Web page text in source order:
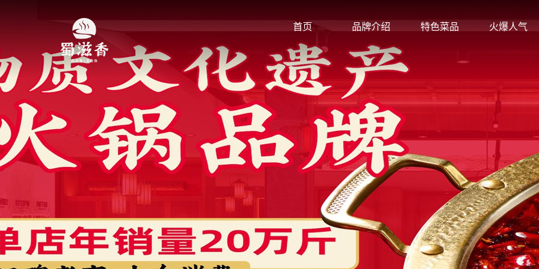
首页 品牌介绍 特色菜品 火爆人气